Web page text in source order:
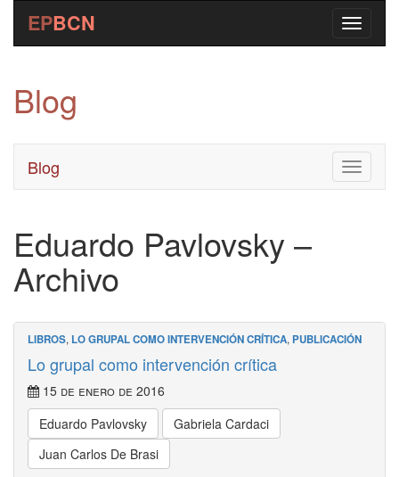
EPBCN
Blog
Toggle
Blog
Eduardo Pavlovsky –
Archivo
LIBROS, LO GRUPAL COMO INTERVENCIÓN CRÍTICA, PUBLICACIÓN
Lo grupal como intervención crítica
15 de enero de 2016
Eduardo Pavlovsky
Gabriela Cardaci
Juan Carlos De Brasi